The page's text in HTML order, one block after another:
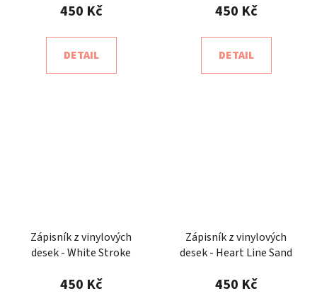
450 Kč
DETAIL
450 Kč
DETAIL
Zápisník z vinylových
desek - White Stroke
450 Kč
Zápisník z vinylových
desek - Heart Line Sand
450 Kč